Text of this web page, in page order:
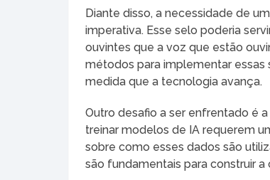
Diante disso, a necessidade de
imperativa. Esse selo poderia
ouvintes que a voz que estão
métodos para implementar
medida que a tecnologia avança.
Outro desafio a ser enfrentado é
treinar modelos de IA requerem
sobre como esses dados são
são fundamentais para construir